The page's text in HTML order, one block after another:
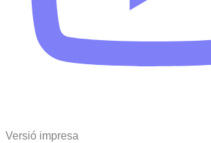
Versió impresa